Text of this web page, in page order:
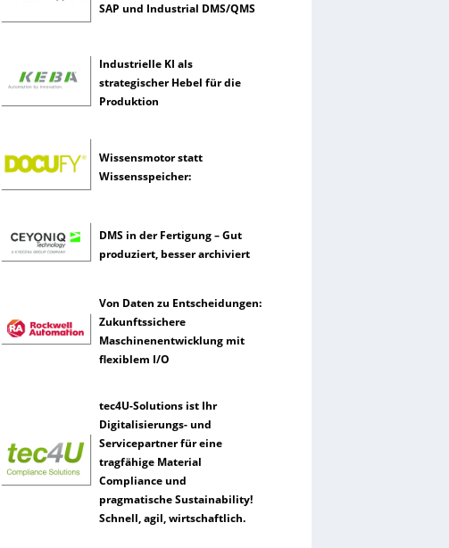
SAP und Industrial DMS/QMS
Industrielle KI als
strategischer Hebel für die
Produktion
Wissensmotor statt
Wissensspeicher:
DMS in der Fertigung – Gut
produziert, besser archiviert
Von Daten zu Entscheidungen:
Zukunftssichere
Maschinenentwicklung mit
flexiblem I/O
tec4U-Solutions ist Ihr
Digitalisierungs- und
Servicepartner für eine
tragfähige Material
Compliance und
pragmatische Sustainability!
Schnell, agil, wirtschaftlich.